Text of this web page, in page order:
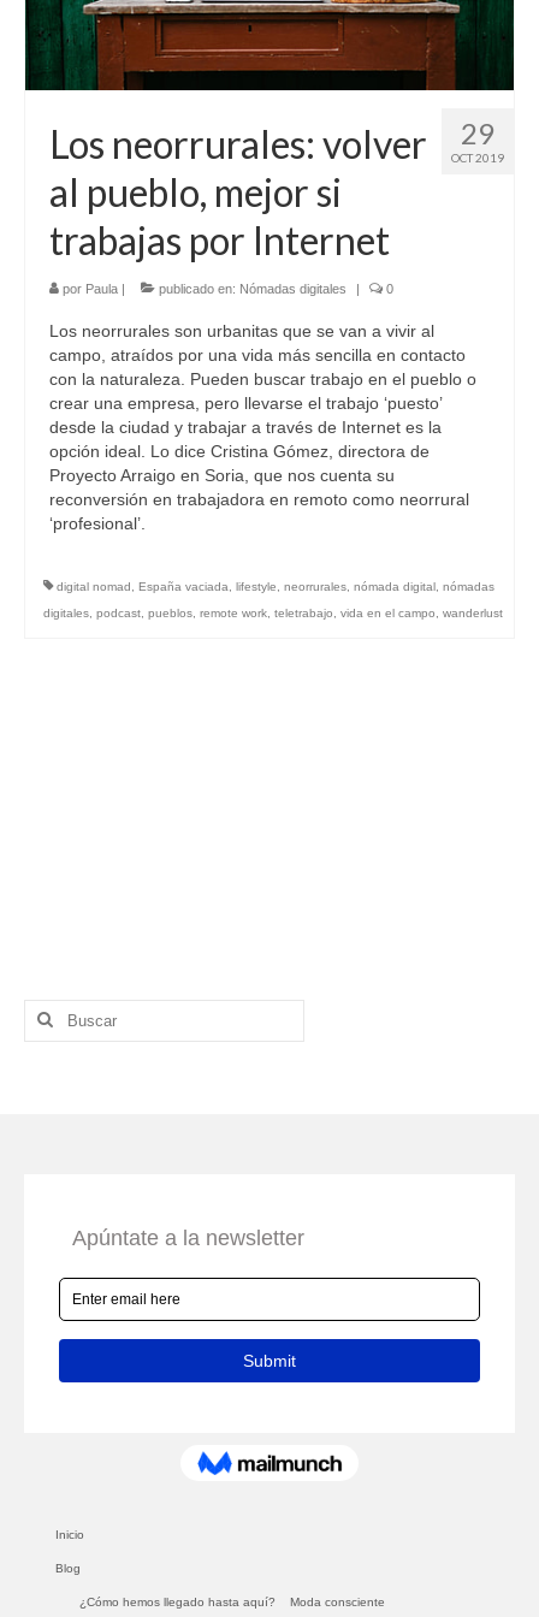
Sobre mí
Contacto
29
OCT 2019
Los neorrurales: volver
al pueblo, mejor si
trabajas por Internet
por Paula | publicado en: Nómadas digitales | 0
Los neorrurales son urbanitas que se van a vivir al
campo, atraídos por una vida más sencilla en contacto
con la naturaleza. Pueden buscar trabajo en el pueblo o
crear una empresa, pero llevarse el trabajo ‘puesto’
desde la ciudad y trabajar a través de Internet es la
opción ideal. Lo dice Cristina Gómez, directora de
Proyecto Arraigo en Soria, que nos cuenta su
reconversión en trabajadora en remoto como neorrural
‘profesional’.
digital nomad España vaciada lifestyle neorrurales nómada digital nómadas
digitales podcast pueblos remote work teletrabajo vida en el campo wanderlust
Buscar
por:
Inicio
Blog
¿Cómo hemos llegado hasta aquí? Moda consciente